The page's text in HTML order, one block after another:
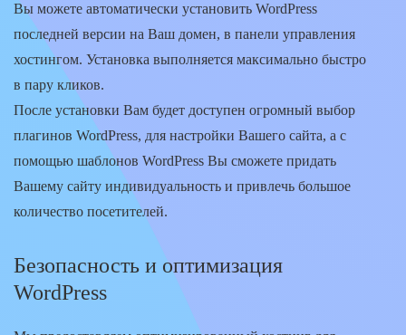
Вы можете автоматически установить WordPress
последней версии на Ваш домен, в панели управления
хостингом. Установка выполняется максимально быстро
в пару кликов.
После установки Вам будет доступен огромный выбор
плагинов WordPress, для настройки Вашего сайта, а с
помощью шаблонов WordPress Вы сможете придать
Вашему сайту индивидуальность и привлечь большое
количество посетителей.
Безопасность и оптимизация
WordPress